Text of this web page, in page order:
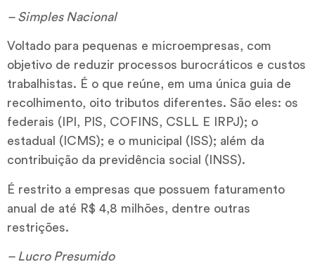
– Simples Nacional
Voltado para pequenas e microempresas, com
objetivo de reduzir processos burocráticos e custos
trabalhistas. É o que reúne, em uma única guia de
recolhimento, oito tributos diferentes. São eles: os
federais (IPI, PIS, COFINS, CSLL E IRPJ); o
estadual (ICMS); e o municipal (ISS); além da
contribuição da previdência social (INSS).
É restrito a empresas que possuem faturamento
anual de até R$ 4,8 milhões, dentre outras
restrições.
– Lucro Presumido